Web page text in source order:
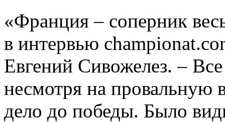
«Франция – соперник
в интервью
Евгений Сивожелез. –
несмотря на провальную
дело до победы. Было